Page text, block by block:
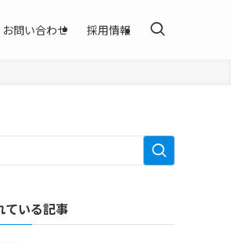
お問い合わせ 採用情報
ている記事